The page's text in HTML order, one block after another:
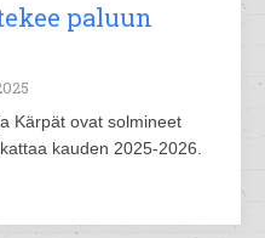
paluun
Kärpät ovat solmineet
kauden 2025-2026.